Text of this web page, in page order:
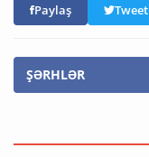
Paylaş Tweet
ŞƏRHLƏR